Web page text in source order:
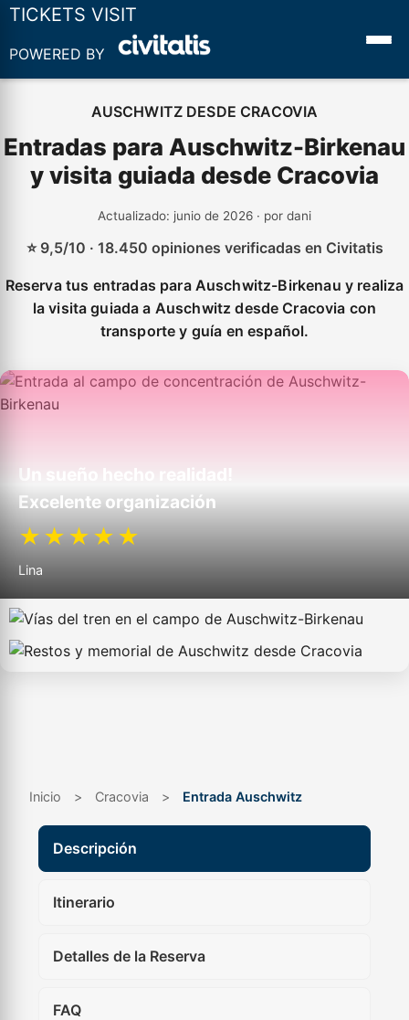
TICKETS VISIT
POWERED BY
AUSCHWITZ DESDE CRACOVIA
Entradas para Auschwitz-Birkenau
y visita guiada desde Cracovia
Actualizado: junio de 2026 · por dani
⭐ 9,5/10 · 18.450 opiniones verificadas en Civitatis
Reserva tus entradas para Auschwitz-Birkenau y realiza
la visita guiada a Auschwitz desde Cracovia con
transporte y guía en español.
Un sueño hecho realidad!
Excelente organización
★★★★★
Lina
Inicio > Cracovia > Entrada Auschwitz
Descripción
Itinerario
Detalles de la Reserva
FAQ